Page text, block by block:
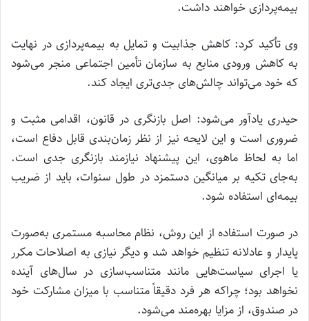
بیمه‌پردازی خواهند داشت.
وی تأکید کرد: کاهش جذابیت و تمایل به بیمه‌پردازی در نهایت
به کاهش ورودی منابع به سازمان تأمین اجتماعی منجر می‌شود
که خود می‌تواند چالش‌های جدی‌تری ایجاد کند.
حیدری یادآور می‌شود: اصل بازنگری در قانون، اقدامی مثبت و
ضروری است و این لایحه نیز از نظر زمان‌بندی قابل دفاع است،
اما به لحاظ ماهوی، این پیشنهاد نیازمند بازنگری جدی است.
به‌جای تکیه بر میانگین دستمزد در طول سنوات، باید از ضریب
بیمه‌ای استفاده شود.
در صورت استفاده از این روش، نظام محاسبه مستمری به‌صورت
پایدار و عادلانه تنظیم خواهد شد و دیگر نیازی به اصلاحات مکرر
یا اجرای سیاست‌هایی مانند متناسب‌سازی در سال‌های آینده
نخواهد بود؛ چراکه هر فرد دقیقاً متناسب با میزان مشارکت خود
در صندوق، از مزایا بهره‌مند می‌شود.